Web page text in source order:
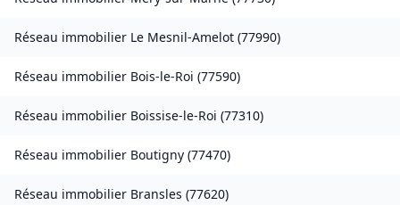
Réseau immobilier Le Mesnil-Amelot (77990)
Réseau immobilier Bois-le-Roi (77590)
Réseau immobilier Boissise-le-Roi (77310)
Réseau immobilier Boutigny (77470)
Réseau immobilier Bransles (77620)